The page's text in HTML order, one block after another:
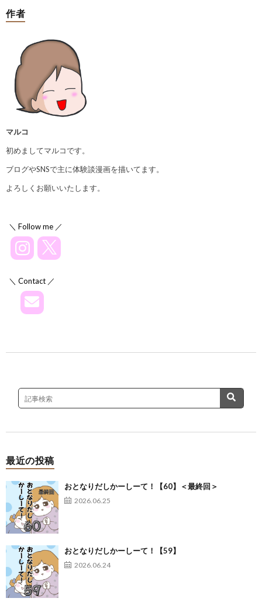
作者
マルコ
初めましてマルコです。
ブログやSNSで主に体験談漫画を描いてます。
よろしくお願いいたします。
＼ Follow me ／
＼ Contact ／
最近の投稿
おとなりだしかーしーて！【60】＜最終回＞
2026.06.25
おとなりだしかーしーて！【59】
2026.06.24